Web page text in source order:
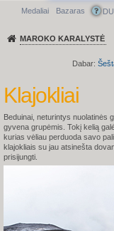
Greitasis meniu
Medaliai Bazaras
MAROKO KARALYSTĖ
Dabar:
Klajokliai
Beduinai, neturintys nuolatinės
gyvena grupėmis. Tokį kelią
kurias vėliau perduoda savo
klajokliais su jau atsinešta
prisijungti.